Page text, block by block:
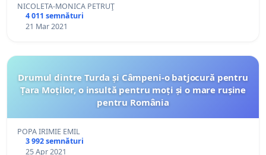
NICOLETA-MONICA PETRUŢ
4 011 semnături
21 Mar 2021
Drumul dintre Turda și Câmpeni-o batjocură pentru
Țara Moților, o insultă pentru moți și o mare rușine
pentru România
POPA IRIMIE EMIL
3 992 semnături
25 Apr 2021